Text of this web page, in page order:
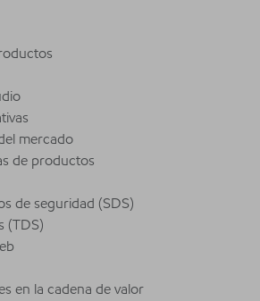
mercado
de productos
de seguridad (SDS)
(TDS)
en la cadena de valor